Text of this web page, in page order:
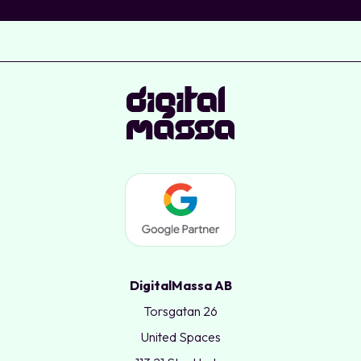
DigitalMassa AB
Torsgatan 26
United Spaces